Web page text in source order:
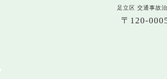
足立区 交通事故
〒120-